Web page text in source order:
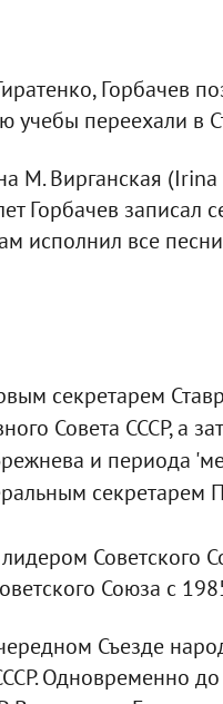
Горбачев
переехали в
М. Вирганская (Irina
Горбачев
исполнил все
секретарем
Совета СССР, а
и периода
Советского
Союза с
Съезде
Одновременно